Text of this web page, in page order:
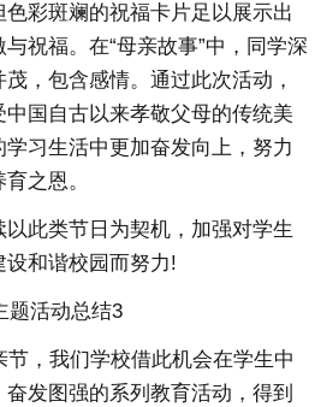
彩斑斓的祝福卡片足以展示出
祝福。在“母亲故事”中，同学深
，包含感情。通过此次活动，
国自古以来孝敬父母的传统美
习生活中更加奋发向上，努力
之恩。
此类节日为契机，加强对学生
和谐校园而努力!
活动总结3
，我们学校借此机会在学生中
发图强的系列教育活动，得到